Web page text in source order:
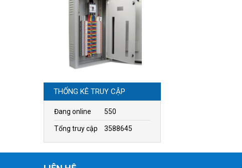
THỐNG KÊ TRUY CẬP
Đang online 550
Tổng truy cập 3588645